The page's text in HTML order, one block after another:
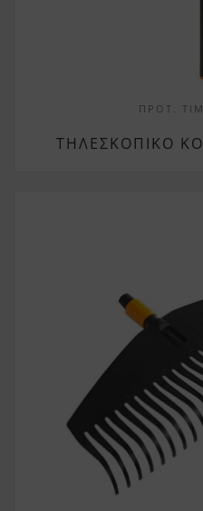
ΠΡΟΤ.
ΤΗΛΕΣΚΟΠΙΚΌ